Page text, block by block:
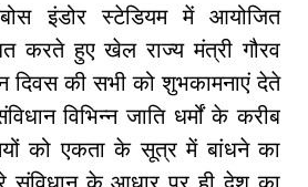
इंडोर स्टेडियम में आयोजित
करते हुए खेल राज्य मंत्री गौरव
दिवस की सभी को शुभकामनाएं देते
विभिन्न जाति धर्मों के करीब
को एकता के सूत्र में बांधने का